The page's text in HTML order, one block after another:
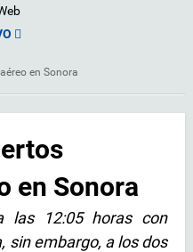
en Sonora
en Sonora
las 12:05 horas con
sin embargo, a los dos